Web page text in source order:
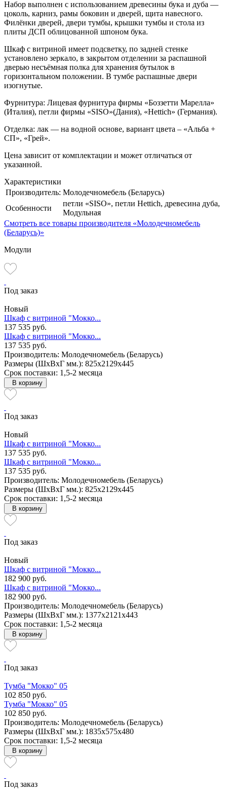
Набор выполнен с использованием древесины бука и дуба —
цоколь, карниз, рамы боковин и дверей, щита навесного.
Филёнки дверей, двери тумбы, крышки тумбы и стола из
плиты ДСП облицованной шпоном бука.
Шкаф с витриной имеет подсветку, по задней стенке
установлено зеркало, в закрытом отделении за распашной
дверью несъёмная полка для хранения бутылок в
горизонтальном положении. В тумбе распашные двери
изогнутые.
Фурнитура: Лицевая фурнитура фирмы «Боззетти Марелла»
(Италия), петли фирмы «SISO»(Дания), «Hettich» (Германия).
Отделка: лак — на водной основе, вариант цвета – «Альба +
СП», «Грей».
Цена зависит от комплектации и может отличаться от
указанной.
Характеристики
Производитель: Молодечномебель (Беларусь)
Особенности
петли «SISO», петли Hettich, древесина дуба,
Модульная
Смотреть все товары производителя «Молодечномебель
(Беларусь)»
Модули
Под заказ
Новый
Шкаф с витриной "Мокко...
137 535 руб.
Шкаф с витриной "Мокко...
137 535 руб.
Производитель: Молодечномебель (Беларусь)
Размеры (ШxВxГ мм.): 825x2129x445
Срок поставки: 1,5-2 месяца
В корзину
Под заказ
Новый
Шкаф с витриной "Мокко...
137 535 руб.
Шкаф с витриной "Мокко...
137 535 руб.
Производитель: Молодечномебель (Беларусь)
Размеры (ШxВxГ мм.): 825x2129x445
Срок поставки: 1,5-2 месяца
В корзину
Под заказ
Новый
Шкаф с витриной "Мокко...
182 900 руб.
Шкаф с витриной "Мокко...
182 900 руб.
Производитель: Молодечномебель (Беларусь)
Размеры (ШxВxГ мм.): 1377x2121x443
Срок поставки: 1,5-2 месяца
В корзину
Под заказ
Тумба "Мокко" 05
102 850 руб.
Тумба "Мокко" 05
102 850 руб.
Производитель: Молодечномебель (Беларусь)
Размеры (ШxВxГ мм.): 1835x575x480
Срок поставки: 1,5-2 месяца
В корзину
Под заказ